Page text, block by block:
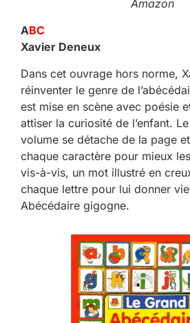
Amazon
ABC
Xavier Deneux
Dans cet ouvrage hors norme,
réinventer le genre de
est mise en scène avec poésie
attiser la curiosité de l’enfant.
volume se détache de la page
chaque caractère pour mieux
vis-à-vis, un mot illustré en
chaque lettre pour lui donner
Abécédaire gigogne.